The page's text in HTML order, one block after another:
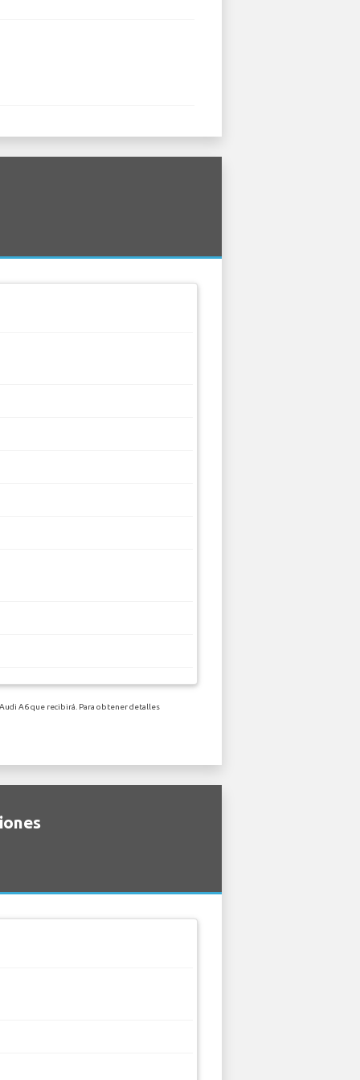
A6 que recibirá. Para obtener detalles